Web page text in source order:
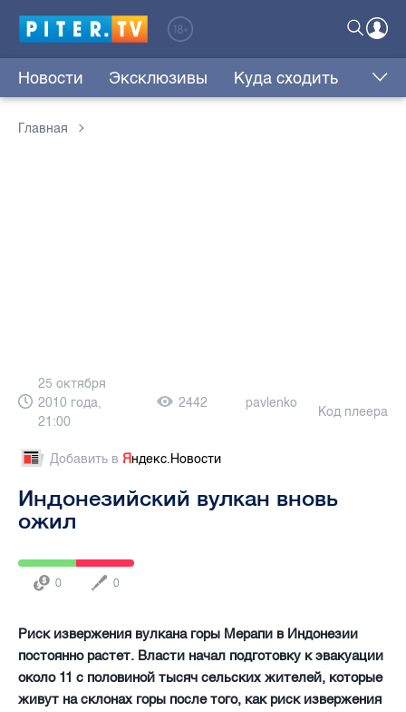
Новости Эксклюзивы Куда сходить
Главная
25 октября
2010 года,
21:00
2442 pavlenko
Код плеера
Добавить в Яндекс.Новости
Индонезийский вулкан вновь
ожил
0 0
Риск извержения вулкана горы Мерапи в Индонезии
постоянно растет. Власти начал подготовку к эвакуации
около 11 с половиной тысяч сельских жителей, которые
живут на склонах горы после того, как риск извержения